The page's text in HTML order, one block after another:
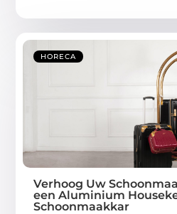
HORECA
Verhoog Uw
een Aluminium
Schoonmaakkar